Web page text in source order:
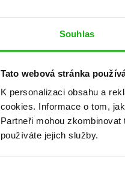
Souhlas
Tato webová stránka
K personalizaci obsahu a
cookies. Informace o tom,
Partneři mohou
používáte jejich služby.